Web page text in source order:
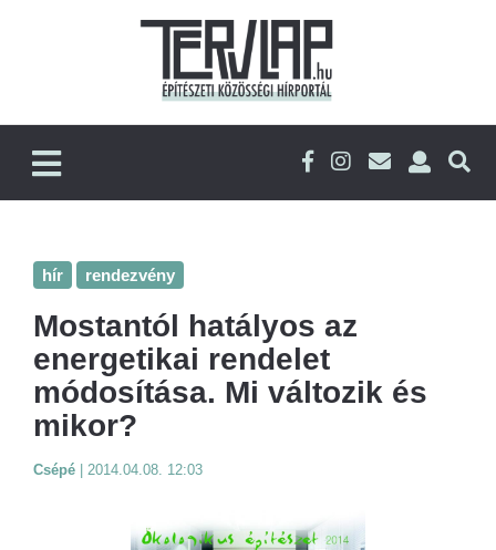
hír rendezvény
Mostantól hatályos az
energetikai rendelet
módosítása. Mi változik és
mikor?
Csépé 2014.04.08. 12:03